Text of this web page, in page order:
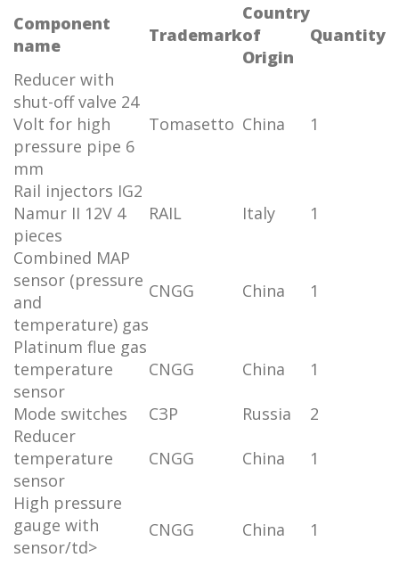
Component
name
Trademark
Country
of
Origin
Quantity
Reducer with
shut-off valve 24
Volt for high
pressure pipe 6
mm
Tomasetto China 1
Rail injectors IG2
Namur II 12V 4
pieces
RAIL Italy 1
Combined MAP
sensor (pressure
and
temperature) gas
CNGG China 1
Platinum flue gas
temperature
sensor
CNGG China 1
Mode switches СЗР Russia
2
Reducer
temperature
sensor
CNGG China 1
High pressure
gauge with
sensor/td>
CNGG China 1